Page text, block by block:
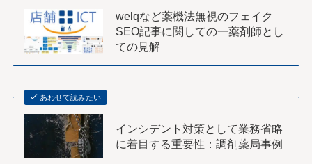
welqなど薬機法無視のフェイク
SEO記事に関しての一薬剤師とし
ての見解
あわせて読みたい
インシデント対策として業務省略
に着目する重要性：調剤薬局事例